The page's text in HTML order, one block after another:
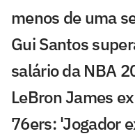
menos de uma
Gui Santos
salário da NBA
LeBron James
76ers: 'Jogador